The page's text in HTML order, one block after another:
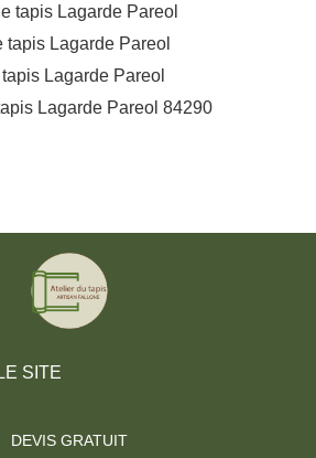
tapis Lagarde Pareol
tapis Lagarde Pareol
Lagarde Pareol
Lagarde Pareol 84290
SITE
DEVIS GRATUIT